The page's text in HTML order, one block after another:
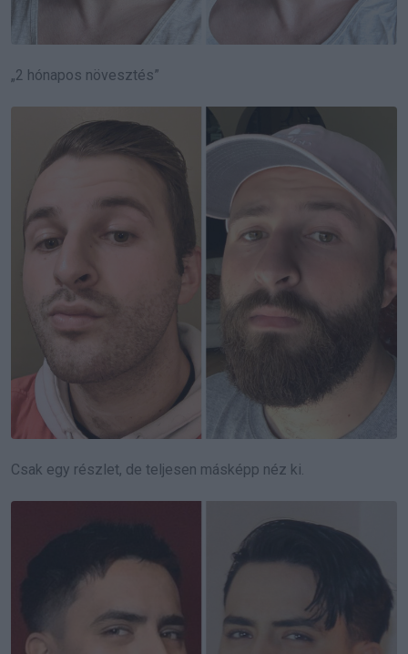
„2 hónapos növesztés”
Csak egy részlet, de teljesen másképp néz ki.